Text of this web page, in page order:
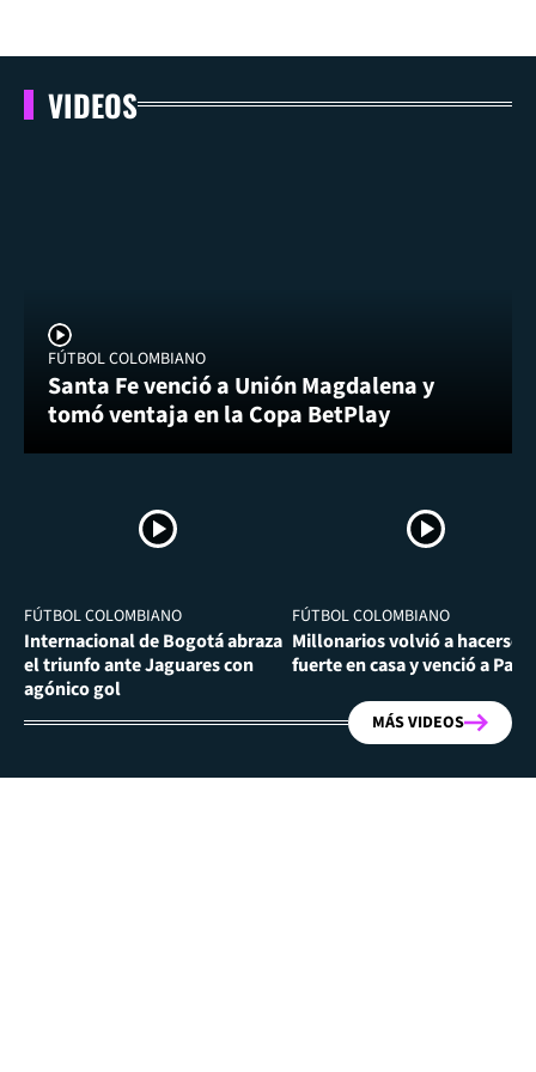
VIDEOS
FÚTBOL COLOMBIANO
Santa Fe venció a Unión Magdalena y
tomó ventaja en la Copa BetPlay
FÚTBOL COLOMBIANO
Internacional de Bogotá abraza
el triunfo ante Jaguares con
agónico gol
FÚTBOL COLOMBIANO
Millonarios volvió a hacerse
fuerte en casa y venció a
MÁS VIDEOS